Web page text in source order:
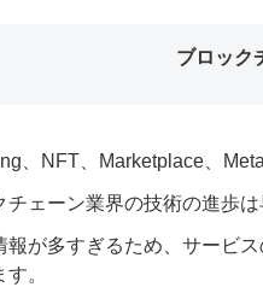
ブロック
、NFT、Marketplace、
ェーン業界の技術の進歩
報が多すぎるため、サービ
。